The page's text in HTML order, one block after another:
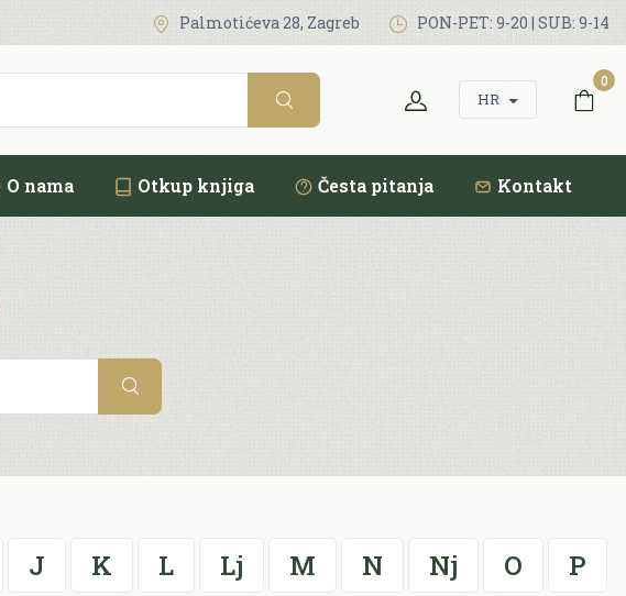
Palmotićeva 28, Zagreb PON-PET: 9-20 | SUB: 9-14
HR
0
O nama Otkup knjiga Česta pitanja Kontakt
J K L Lj M N Nj O
P